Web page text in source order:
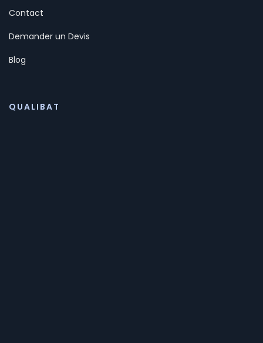
Contact
Demander un Devis
Blog
QUALIBAT